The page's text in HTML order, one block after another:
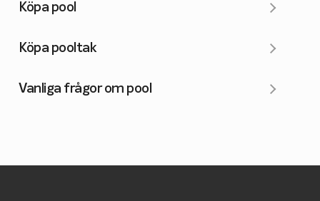
Köpa pool
Köpa pooltak
Vanliga frågor om pool